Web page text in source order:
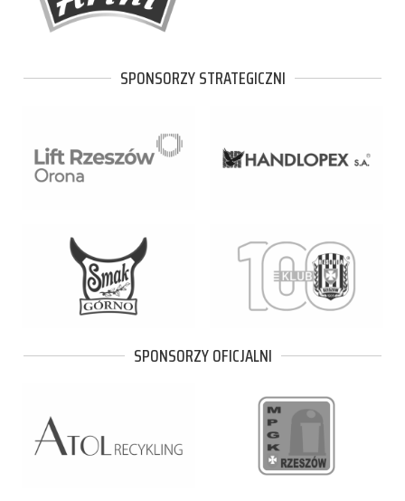
SPONSORZY STRATEGICZNI
SPONSORZY OFICJALNI